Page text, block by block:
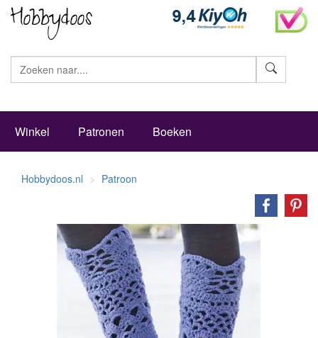
Winkel Patronen Boeken
Hobbydoos.nl Patroon